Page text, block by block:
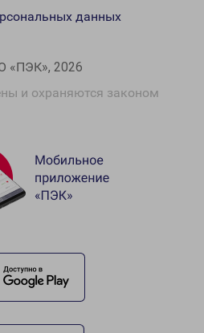
«ПЭК», 2026
и охраняются законом
данных